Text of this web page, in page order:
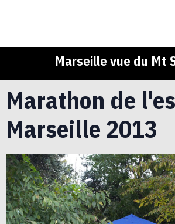
Marseille vue du Mt
Marathon de
Marseille 2013